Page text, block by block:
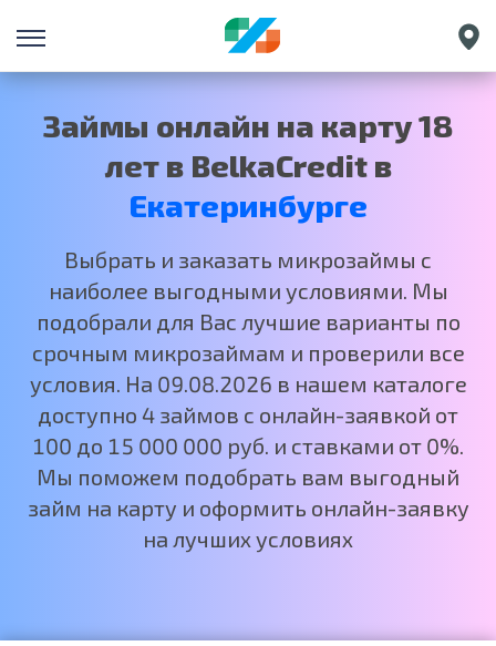
Санкт-Петербург
Нижний Новгород
Москва
Займы онлайн на карту 18
лет в BelkaCredit в
Екатеринбурге
Выбрать и заказать микрозаймы с
наиболее выгодными условиями. Мы
подобрали для Вас лучшие варианты по
срочным микрозаймам и проверили все
условия. На 09.08.2026 в нашем каталоге
доступно 4 займов с онлайн-заявкой от
100 до 15 000 000 руб. и ставками от 0%.
Мы поможем подобрать вам выгодный
займ на карту и оформить онлайн-заявку
на лучших условиях